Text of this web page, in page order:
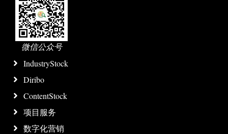
微信公众号
IndustryStock
Diribo
ContentStock
项目服务
数字化营销